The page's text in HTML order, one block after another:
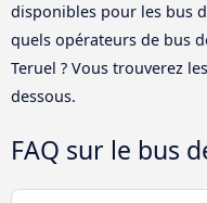
disponibles pour les bus
quels opérateurs de bus
Teruel ? Vous trouverez
dessous.
FAQ sur le bus